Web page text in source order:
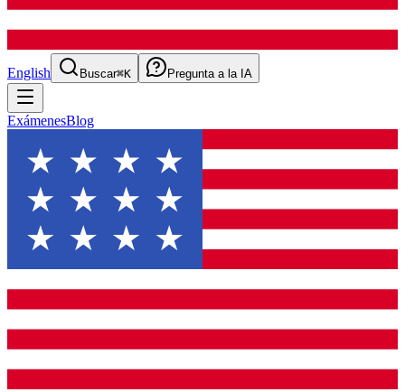
English Buscar⌘K Pregunta a la IA
ExámenesBlog